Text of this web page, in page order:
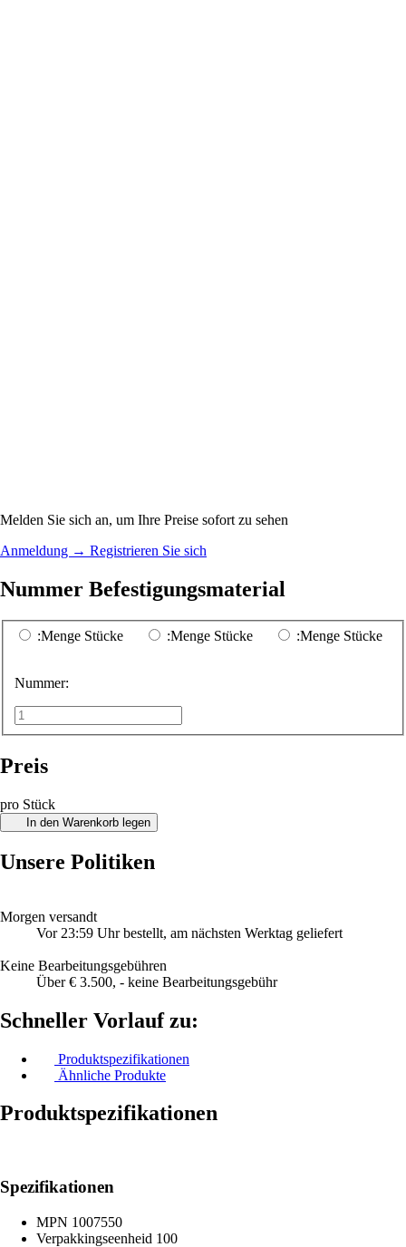
Melden Sie sich an, um Ihre Preise sofort zu sehen
Anmeldung → Registrieren Sie sich
Nummer Befestigungsmaterial
:Menge Stücke :Menge Stücke :Menge Stücke
Nummer:
Preis
pro Stück
In den Warenkorb legen
Unsere Politiken
Morgen versandt
Vor 23:59 Uhr bestellt, am nächsten Werktag geliefert
Keine Bearbeitungsgebühren
Über € 3.500, - keine Bearbeitungsgebühr
Schneller Vorlauf zu:
Produktspezifikationen
Ähnliche Produkte
Produktspezifikationen
Spezifikationen
MPN 1007550
Verpakkingseenheid 100